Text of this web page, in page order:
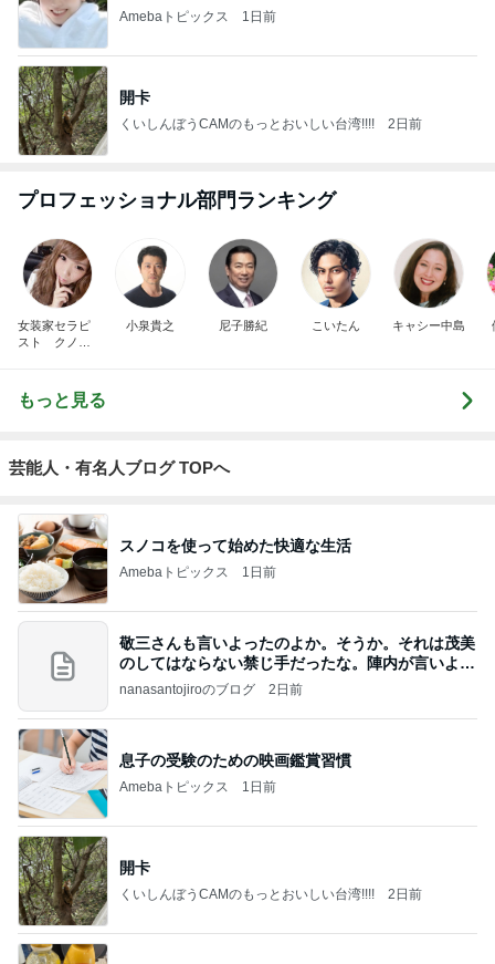
Amebaトピックス 1日前
開卡
くいしんぼうCAMのもっとおいしい台湾!!!! 2日前
プロフェッショナル部門ランキング
女装家セラピ
スト クノタ
小泉貴之 尼子勝紀 こいたん キャシー中島
もっと見る
芸能人・有名人ブログ TOPへ
スノコを使って始めた快適な生活
Amebaトピックス 1日前
敬三さんも言いよったのよか。そうか。それは茂美
のしてはならない禁じ手だったな。陣内が言いよる
のよ
nanasantojiroのブログ 2日前
息子の受験のための映画鑑賞習慣
Amebaトピックス 1日前
開卡
くいしんぼうCAMのもっとおいしい台湾!!!! 2日前